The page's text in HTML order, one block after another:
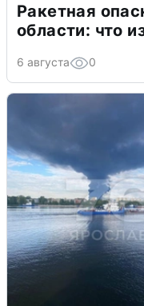
Ракетная
области: что
6 августа 0